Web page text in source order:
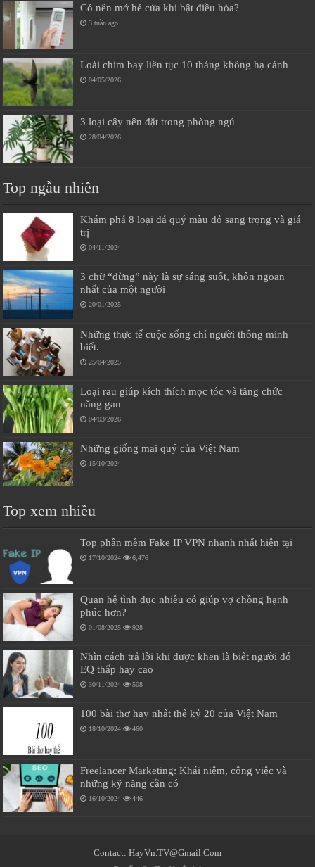
Có nên mở hé cửa khi bật điều hòa?
3 tuần ago
Loài chim bay liên tục 10 tháng không hạ cánh
04/05/2026
3 loại cây nên đặt trong phòng ngủ
28/04/2026
Top ngẫu nhiên
Khám phá 8 loại đá quý màu đỏ sang trọng và giá
trị
04/11/2024
3 chữ “đừng” này là sự sáng suốt, khôn ngoan
nhất của một người
20/01/2025
Những thực tế cuộc sống chỉ người thông minh
biết.
25/04/2025
Loại rau giúp kích thích mọc tóc và tăng chức
năng gan
04/03/2026
Những giống mai quý của Việt Nam
15/10/2024
Top xem nhiều
Top phần mềm Fake IP VPN nhanh nhất hiện tại
17/10/2024 6,476
Quan hệ tình dục nhiều có giúp vợ chồng hạnh
phúc hơn?
01/08/2025 928
Nhìn cách trả lời khi được khen là biết người đó
EQ thấp hay cao
30/11/2024 508
100 bài thơ hay nhất thế kỷ 20 của Việt Nam
18/10/2024 460
Freelancer Marketing: Khái niệm, công việc và
những kỹ năng cần có
16/10/2024 446
Contact: HayVn.TV@Gmail.Com